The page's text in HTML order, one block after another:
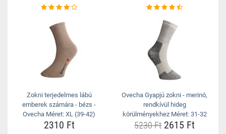
Zokni terjedelmes lábú
emberek számára - bézs -
Ovecha Méret: XL (39-42)
2310 Ft
Ovecha Gyapjú zokni - merinó,
rendkívül hideg
körülményekhez Méret: 31-32
5230 Ft 2615 Ft